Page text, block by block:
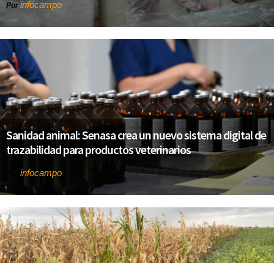
Por infocampo
Sanidad animal: Senasa crea un nuevo sistema digital de
trazabilidad para productos veterinarios
infocampo